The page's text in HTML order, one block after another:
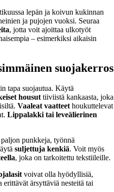
lepän ja koivun kukinnan
ja pujojen vuoksi. Seuraa
, jotta voit ajoittaa ulkotyöt
– esimerkiksi aikaisin
suojakerros
tapa suojautua. Käytä
housuttiiviistä kankaasta, joka
Vaaleat vaatteethoukuttelevat
Lippalakki tai leveälierinen
punkkeja, työnnä
suljettuja kenkiä. Voit myös
, joka on tarkoitettu tekstiileille.
voivat olla hyödyllisiä,
ärsyttäviä nesteitä tai